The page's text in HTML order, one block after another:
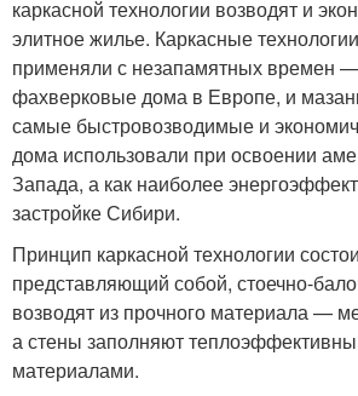
каркасной технологии возводят и
элитное жилье. Каркасные
применяли с незапамятных времен
фахверковые дома в Европе, и
самые быстровозводимые и
дома использовали при освоении
Запада, а как наиболее
застройке Сибири.
Принцип каркасной технологии
представляющий собой, стоечно-
возводят из прочного материала —
а стены заполняют
материалами.